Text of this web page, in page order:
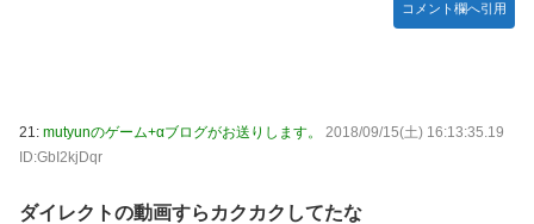
コメント欄へ引用
21: mutyunのゲーム+αブログがお送りします。
2018/09/15(土) 16:13:35.19
ID:GbI2kjDqr
ダイレクトの動画すらカクカクしてたな